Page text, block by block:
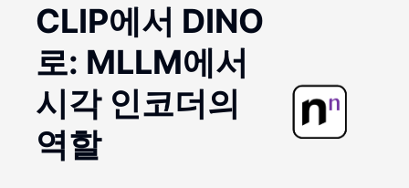
CLIP에서 DINO
로: MLLM에서
시각 인코더의
역할